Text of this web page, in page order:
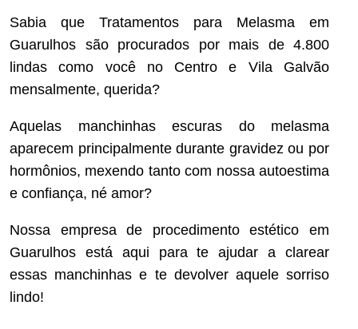
Sabia que Tratamentos para Melasma em
Guarulhos são procurados por mais de 4.800
lindas como você no Centro e Vila Galvão
mensalmente, querida?
Aquelas manchinhas escuras do melasma
aparecem principalmente durante gravidez ou por
hormônios, mexendo tanto com nossa autoestima
e confiança, né amor?
Nossa empresa de procedimento estético em
Guarulhos está aqui para te ajudar a clarear
essas manchinhas e te devolver aquele sorriso
lindo!